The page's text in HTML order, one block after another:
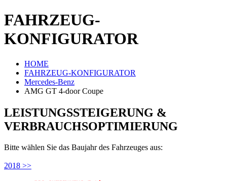
FAHRZEUG-
KONFIGURATOR
HOME
FAHRZEUG-KONFIGURATOR
Mercedes-Benz
AMG GT 4-door Coupe
LEISTUNGSSTEIGERUNG &
VERBRAUCHSOPTIMIERUNG
Bitte wählen Sie das Baujahr des Fahrzeuges aus:
2018 >>